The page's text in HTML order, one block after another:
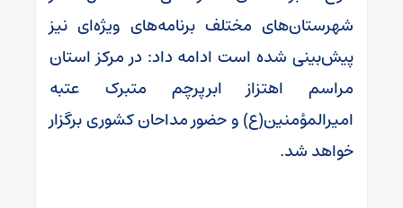
شهرستان‌های مختلف برنامه‌های ویژه‌ای نیز
پیش‌بینی شده است ادامه داد: در مرکز استان
مراسم اهتزاز ابرپرچم متبرک عتبه
امیرالمؤمنین(ع) و حضور مداحان کشوری برگزار
خواهد شد.